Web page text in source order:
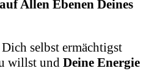
Allen Ebenen Deines
selbst ermächtigst
willst und Deine Energie